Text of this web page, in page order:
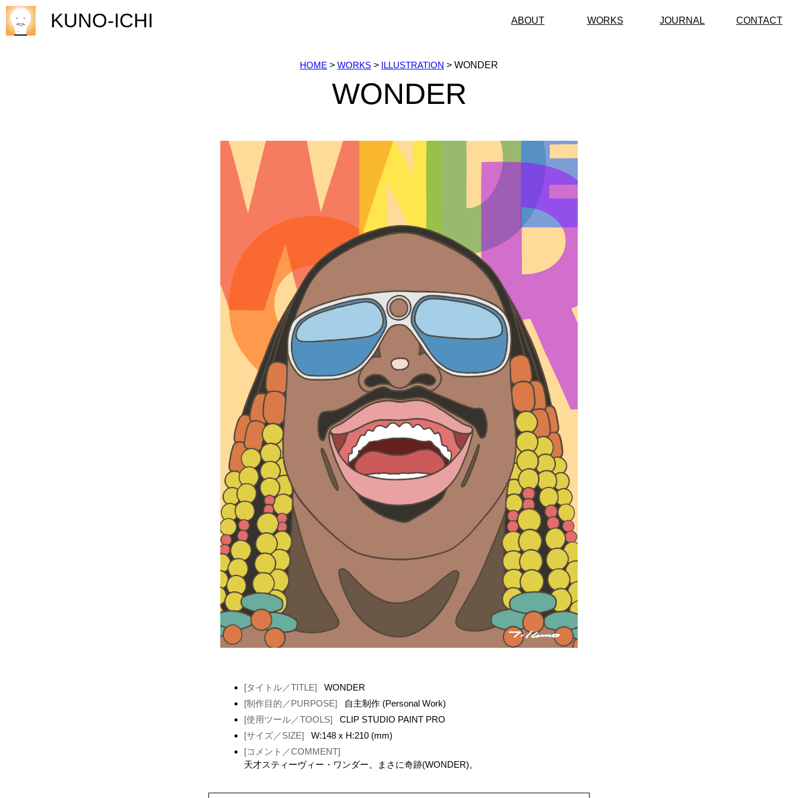
KUNO-ICHI ABOUT WORKS JOURNAL CONTACT
HOME > WORKS > ILLUSTRATION > WONDER
WONDER
[タイトル／TITLE]
WONDER
[制作目的／PURPOSE]
自主制作 (Personal Work)
[使用ツール／TOOLS]
CLIP STUDIO PAINT PRO
[サイズ／SIZE]
W:148 x H:210 (mm)
[コメント／COMMENT]
天才スティーヴィー・ワンダー。まさに奇跡(WONDER)。